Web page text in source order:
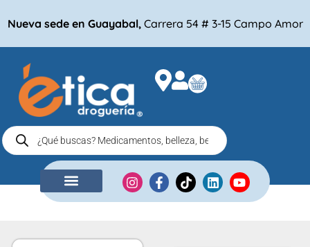
Nueva sede en Guayabal, Carrera 54 # 3-15 Campo Amor